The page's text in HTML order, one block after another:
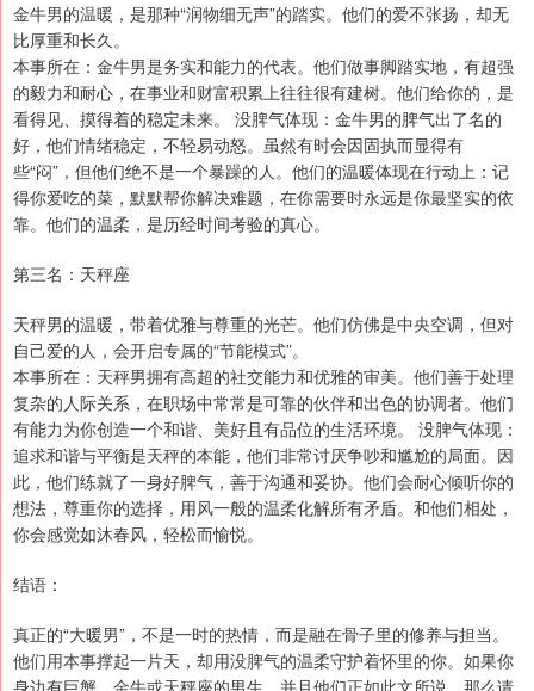
金牛男的温暖，是那种“润物细无声”的踏实。他们的爱不张扬，却无
比厚重和长久。
本事所在：金牛男是务实和能力的代表。他们做事脚踏实地，有超强
的毅力和耐心，在事业和财富积累上往往很有建树。他们给你的，是
看得见、摸得着的稳定未来。 没脾气体现：金牛男的脾气出了名的
好，他们情绪稳定，不轻易动怒。虽然有时会因固执而显得有
些“闷”，但他们绝不是一个暴躁的人。他们的温暖体现在行动上：记
得你爱吃的菜，默默帮你解决难题，在你需要时永远是你最坚实的依
靠。他们的温柔，是历经时间考验的真心。
第三名：天秤座
天秤男的温暖，带着优雅与尊重的光芒。他们仿佛是中央空调，但对
自己爱的人，会开启专属的“节能模式”。
本事所在：天秤男拥有高超的社交能力和优雅的审美。他们善于处理
复杂的人际关系，在职场中常常是可靠的伙伴和出色的协调者。他们
有能力为你创造一个和谐、美好且有品位的生活环境。 没脾气体现：
追求和谐与平衡是天秤的本能，他们非常讨厌争吵和尴尬的局面。因
此，他们练就了一身好脾气，善于沟通和妥协。他们会耐心倾听你的
想法，尊重你的选择，用风一般的温柔化解所有矛盾。和他们相处，
你会感觉如沐春风，轻松而愉悦。
结语：
真正的“大暖男”，不是一时的热情，而是融在骨子里的修养与担当。
他们用本事撑起一片天，却用没脾气的温柔守护着怀里的你。如果你